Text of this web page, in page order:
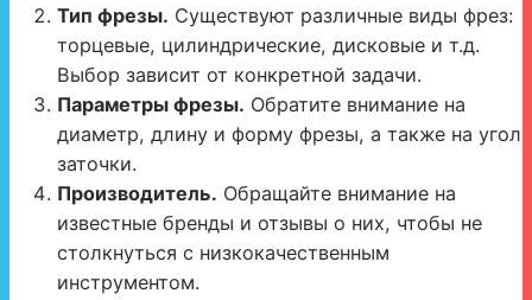
Тип фрезы. Существуют различные виды фрез:
торцевые, цилиндрические, дисковые и т.д.
Выбор зависит от конкретной задачи.
Параметры фрезы. Обратите внимание на
диаметр, длину и форму фрезы, а также на угол
заточки.
Производитель. Обращайте внимание на
известные бренды и отзывы о них, чтобы не
столкнуться с низкокачественным
инструментом.